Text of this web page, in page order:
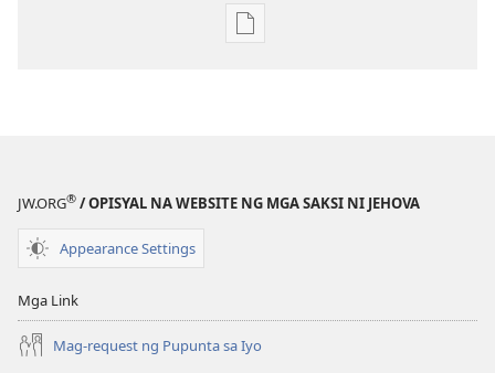
Opsiyon
MAGASIN
JW.ORG® / OPISYAL NA WEBSITE NG MGA SAKSI NI JEHOVA
Appearance Settings
Mga Link
Mag-request ng Pupunta sa Iyo